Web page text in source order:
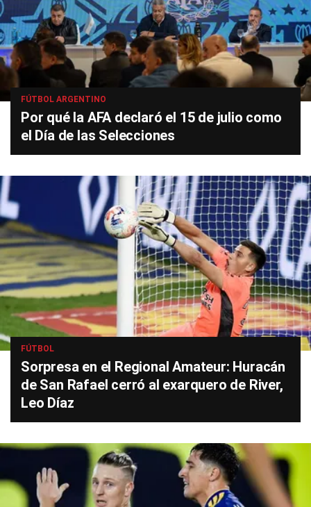
FÚTBOL ARGENTINO
Por qué la AFA declaró el 15 de julio como
el Día de las Selecciones
FÚTBOL
Sorpresa en el Regional Amateur: Huracán
de San Rafael cerró al exarquero de River,
Leo Díaz